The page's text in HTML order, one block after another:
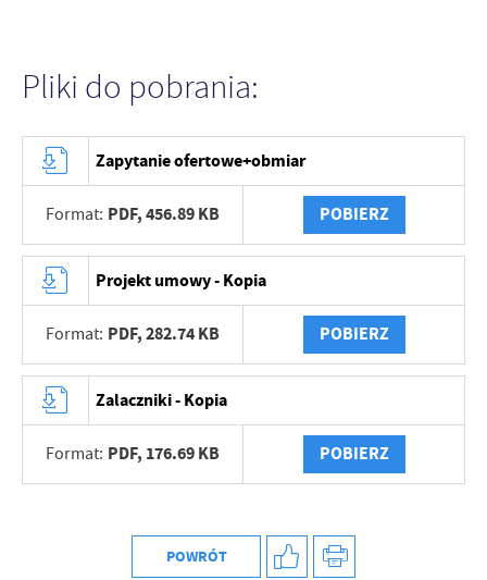
Pliki do pobrania:
Zapytanie ofertowe+obmiar
Format: PDF,456.89 KB POBIERZ
Projekt umowy - Kopia
Format: PDF,282.74 KB POBIERZ
Zalaczniki - Kopia
Format: PDF, 176.69 KB POBIERZ
POWRÓT